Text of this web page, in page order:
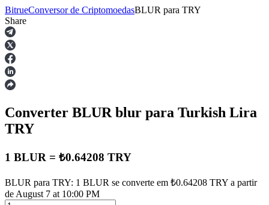
Futuros
Futuros de USDT
Futuros usando USDT como garantia
BitrueConversor de CriptomoedasBLUR para TRY
Share
Converter BLUR blur para Turkish Lira
TRY
1 BLUR = ₺0.64208 TRY
BLUR para TRY: 1 BLUR se converte em ₺0.64208 TRY a partir
de August 7 at 10:00 PM